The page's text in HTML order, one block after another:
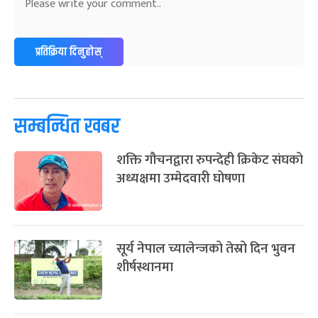
सोम फाल्गुन २४, २०८३ -Mar 8, 2027
ग्याल्पो ल्होसार
फाल्गुन २५, २०८३
७ पूर्णिमा व्रत ७ महिना बाँकी
८
चैत्र ८, २०८३ Mar 22, 2027
प्रतिक्रिया दिनुहोस्
सम्बन्धित खबर
शक्ति गौचनद्वारा रुपन्देही क्रिकेट संघको
अध्यक्षमा उम्मेदवारी घोषणा
सूर्य नेपाल च्यालेन्जको तेस्रो दिन भुवन
शीर्षस्थानमा